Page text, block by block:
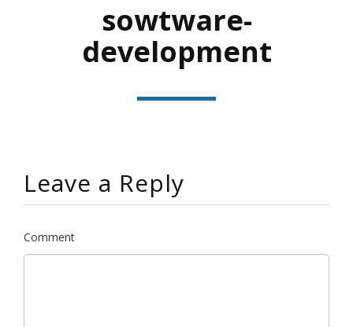
sowtware-
development
Leave a Reply
Comment